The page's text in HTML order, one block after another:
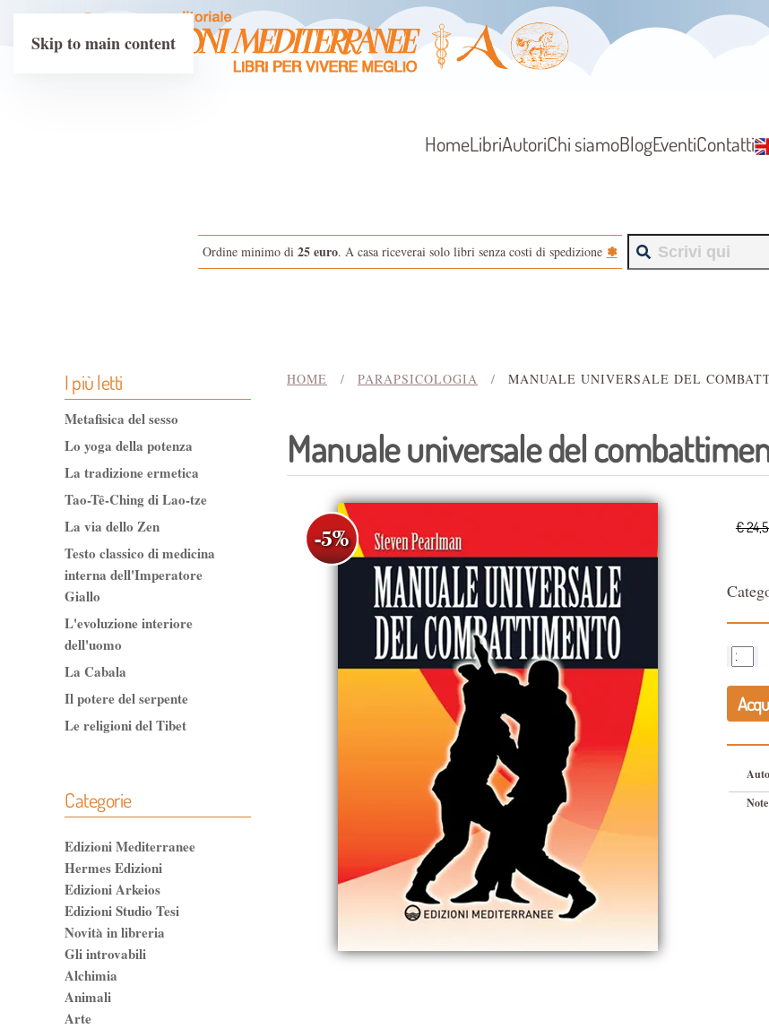
Skip to main content
HomeLibriAutoriChi siamoBlogEventiContatti
Ordine minimo di 25 euro. A casa riceverai solo libri senza costi di spedizione ✽
HOME PARAPSICOLOGIA MANUALE UNIVERSALE DEL
Manuale universale del
€
I più letti
Metafisica del sesso
Lo yoga della potenza
La tradizione ermetica
Tao-Tê-Ching di Lao-tze
La via dello Zen
Testo classico di medicina
interna dell'Imperatore
Giallo
L'evoluzione interiore
dell'uomo
La Cabala
Il potere del serpente
Le religioni del Tibet
Categorie
Edizioni Mediterranee
Hermes Edizioni
Edizioni Arkeios
Edizioni Studio Tesi
Novità in libreria
Gli introvabili
Alchimia
Animali
Arte